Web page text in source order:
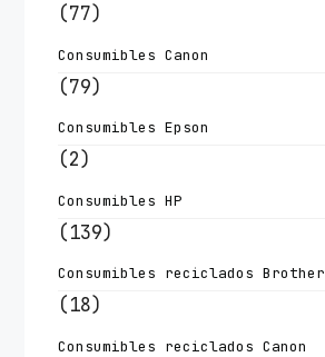
(77)
Consumibles Canon
(79)
Consumibles Epson
(2)
Consumibles HP
(139)
Consumibles reciclados Brother
(18)
Consumibles reciclados Canon